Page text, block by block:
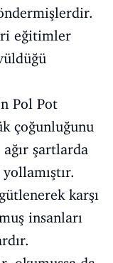
eğitimler
Pol Pot
çoğunluğunu
şartlarda
karşı
insanları